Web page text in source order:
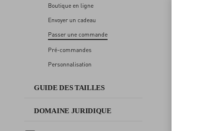
Boutique en ligne
Envoyer un cadeau
Passer une commande
Pré-commandes
Personnalisation
GUIDE DES TAILLES
DOMAINE JURIDIQUE
GUIDE DES TAILLES
DOMAINE JURIDIQUE
FAQ